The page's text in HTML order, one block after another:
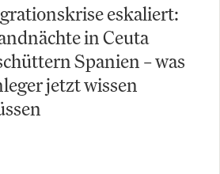
eskaliert:
in Ceuta
Spanien – was
jetzt wissen